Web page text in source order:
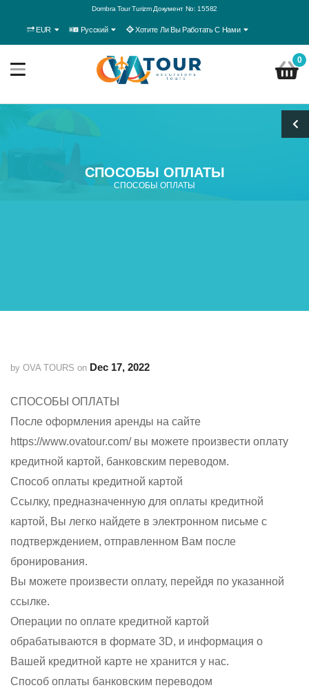
Dombra Tour Turizm Документ No: 15582
EUR Русский Хотите Ли Вы Работать С Нами
0
СПОСОБЫ ОПЛАТЫ
СПОСОБЫ ОПЛАТЫ
by OVA TOURS on Dec 17, 2022
СПОСОБЫ ОПЛАТЫ
После оформления аренды на сайте
https://www.ovatour.com/ вы можете произвести оплату
кредитной картой, банковским переводом.
Способ оплаты кредитной картой
Ссылку, предназначенную для оплаты кредитной
картой, Вы легко найдете в электронном письме с
подтверждением, отправленном Вам после
бронирования.
Вы можете произвести оплату, перейдя по указанной
ссылке.
Операции по оплате кредитной картой
обрабатываются в формате 3D, и информация о
Вашей кредитной карте не хранится у нас.
Способ оплаты банковским переводом